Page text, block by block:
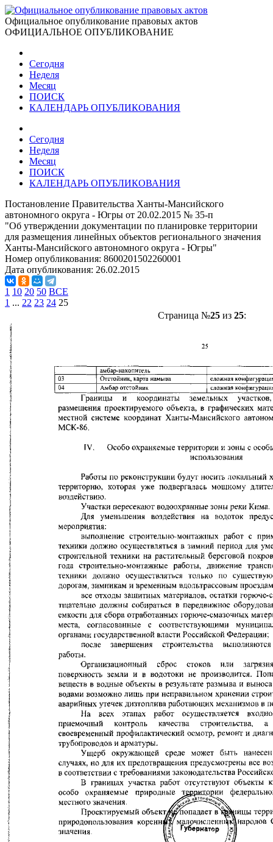
Официальное опубликование правовых актов
ОФИЦИАЛЬНОЕ ОПУБЛИКОВАНИЕ
Сегодня
Неделя
Месяц
ПОИСК
КАЛЕНДАРЬ ОПУБЛИКОВАНИЯ
Сегодня
Неделя
Месяц
ПОИСК
КАЛЕНДАРЬ ОПУБЛИКОВАНИЯ
Постановление Правительства Ханты-Мансийского
автономного округа - Югры от 20.02.2015 № 35-п
"Об утверждении документации по планировке территории
для размещения линейных объектов регионального значения
Ханты-Мансийского автономного округа - Югры"
Номер опубликования: 8600201502260001
Дата опубликования: 26.02.2015
1 10 20 50 ВСЕ
1 ... 22 23 24 25
Страница №25из 25: